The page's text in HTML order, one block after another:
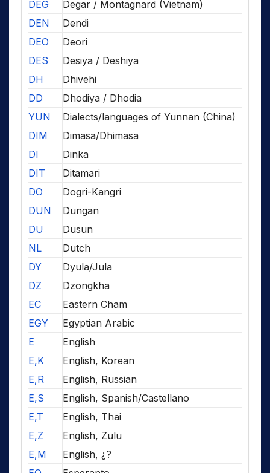
DEG
Degar / Montagnard (Vietnam)
DEN
Dendi
DEO
Deori
DES
Desiya / Deshiya
DH
Dhivehi
DD
Dhodiya / Dhodia
YUN
Dialects/languages of Yunnan (China)
DIM
Dimasa/Dhimasa
DI
Dinka
DIT
Ditamari
DO
Dogri-Kangri
DUN
Dungan
DU
Dusun
NL
Dutch
DY
Dyula/Jula
DZ
Dzongkha
EC
Eastern Cham
EGY
Egyptian Arabic
E
English
E,K
English, Korean
E,R
English, Russian
E,S
English, Spanish/Castellano
E,T
English, Thai
E,Z
English, Zulu
E,M
English, ¿?